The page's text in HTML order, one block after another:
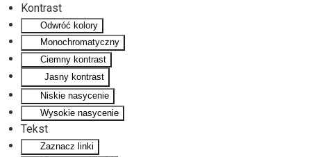
Kontrast
Odwróć kolory
Monochromatyczny
Ciemny kontrast
Jasny kontrast
Niskie nasycenie
Wysokie nasycenie
Tekst
Zaznacz linki